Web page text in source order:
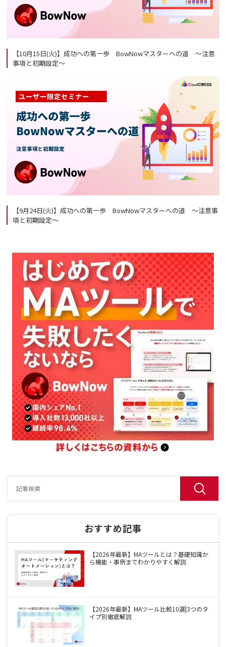
【10月15日(火)】成功への第一歩 BowNowマスターへの道 ～注意
事項と初期設定～
【9月24日(火)】成功への第一歩 BowNowマスターへの道 ～注意事
項と初期設定～
おすすめ記事
【2026年最新】MAツールとは？基礎知識か
ら機能・事例までわかりやすく解説
【2026年最新】MAツール比較10選|3つのタ
イプ別徹底解説